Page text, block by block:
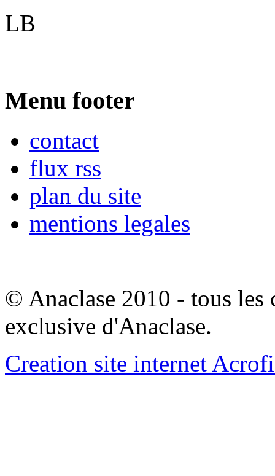
LB
Menu footer
contact
flux rss
plan du site
mentions legales
© Anaclase 2010 - tous les
exclusive d'Anaclase.
Creation site internet